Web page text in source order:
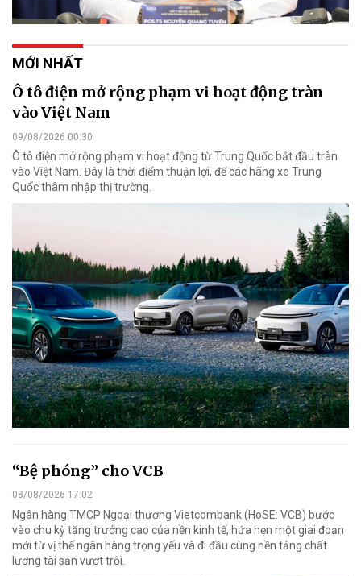
MỚI NHẤT
Ô tô điện mở rộng phạm vi hoạt động tràn
vào Việt Nam
09/08/2026 00:30
Ô tô điện mở rộng phạm vi hoạt động từ Trung Quốc bắt đầu tràn
vào Việt Nam. Đây là thời điểm thuận lợi, để các hãng xe Trung
Quốc thâm nhập thị trường.
“Bệ phóng” cho VCB
08/08/2026 17:02
Ngân hàng TMCP Ngoại thương Vietcombank (HoSE: VCB) bước
vào chu kỳ tăng trưởng cao của nền kinh tế, hứa hẹn một giai đoạn
mới từ vị thế ngân hàng trọng yếu và đi đầu cùng nền tảng chất
lượng tài sản vượt trội.